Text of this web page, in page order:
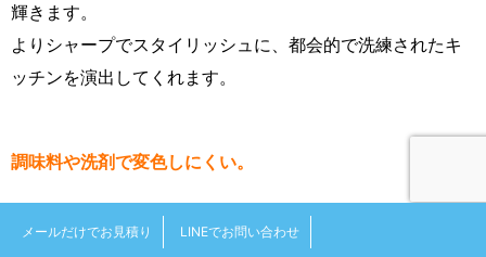
輝きます。
よりシャープでスタイリッシュに、都会的で洗練されたキ
ッチンを演出してくれます。
調味料や洗剤で変色しにくい。
ほぼ無孔質なセラミックワークトップは、毎日ご家庭で発
生する汚れや化学品に対し高い抵抗性を誇ります。例えば
メールだけでお見積り LINEでお問い合わせ